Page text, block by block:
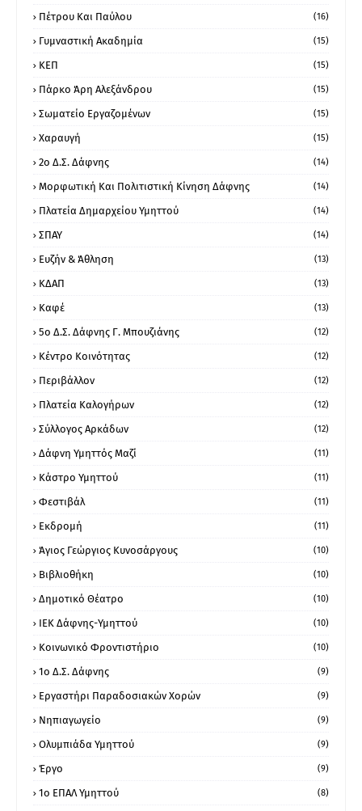
Πέτρου Και Παύλου (16)
Γυμναστική Ακαδημία (15)
ΚΕΠ (15)
Πάρκο Άρη Αλεξάνδρου (15)
Σωματείο Εργαζομένων (15)
Χαραυγή (15)
2ο Δ.Σ. Δάφνης (14)
Μορφωτική Και Πολιτιστική Κίνηση Δάφνης (14)
Πλατεία Δημαρχείου Υμηττού (14)
ΣΠΑΥ (14)
Ευζήν & Άθληση (13)
ΚΔΑΠ (13)
Καφέ (13)
5ο Δ.Σ. Δάφνης Γ. Μπουζιάνης (12)
Κέντρο Κοινότητας (12)
Περιβάλλον (12)
Πλατεία Καλογήρων (12)
Σύλλογος Αρκάδων (12)
Δάφνη Υμηττός Μαζί (11)
Κάστρο Υμηττού (11)
Φεστιβάλ (11)
Εκδρομή (11)
Άγιος Γεώργιος Κυνοσάργους (10)
Βιβλιοθήκη (10)
Δημοτικό Θέατρο (10)
ΙΕΚ Δάφνης-Υμηττού (10)
Κοινωνικό Φροντιστήριο (10)
1ο Δ.Σ. Δάφνης (9)
Εργαστήρι Παραδοσιακών Χορών (9)
Νηπιαγωγείο (9)
Ολυμπιάδα Υμηττού (9)
Έργο (9)
1o ΕΠΑΛ Υμηττού (8)